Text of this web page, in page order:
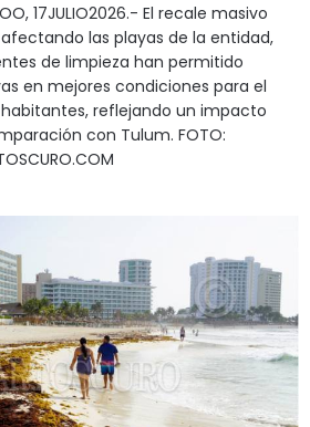
17JULIO2026.- El recale masivo
las playas de la entidad,
de limpieza han permitido
en mejores condiciones para el
reflejando un impacto
con Tulum. FOTO: